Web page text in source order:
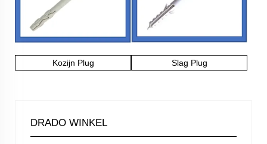
Kozijn Plug Slag Plug
DRADO WINKEL